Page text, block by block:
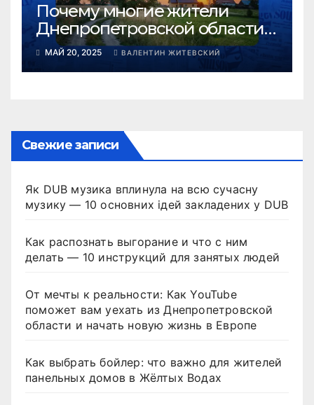
Почему многие жители
Днепропетровской области
выбирают переселение в
села во время войны в 2025
МАЙ 20, 2025 ВАЛЕНТИН ЖИТЕВСКИЙ
Свежие записи
Як DUB музика вплинула на всю сучасну
музику — 10 основних ідей закладених у DUB
Как распознать выгорание и что с ним
делать — 10 инструкций для занятых людей
От мечты к реальности: Как YouTube
поможет вам уехать из Днепропетровской
области и начать новую жизнь в Европе
Как выбрать бойлер: что важно для жителей
панельных домов в Жёлтых Водах